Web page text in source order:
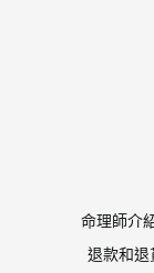
命理師介
退款和退